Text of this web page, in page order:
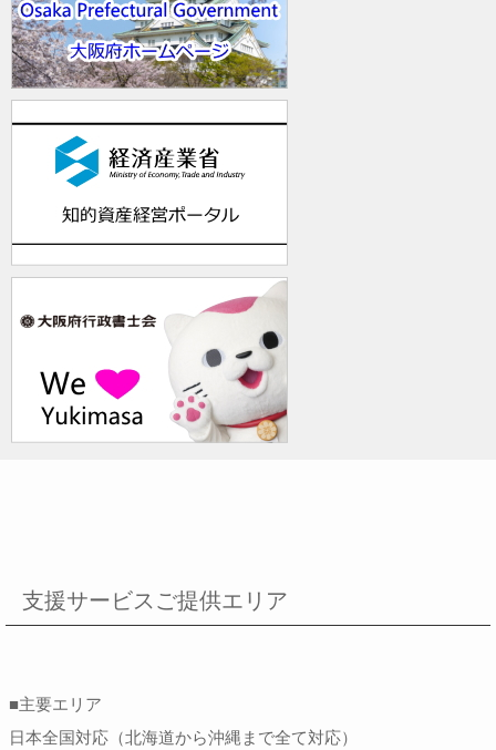
支援サービスご提供エリア
■主要エリア
日本全国対応（北海道から沖縄まで全て対応）